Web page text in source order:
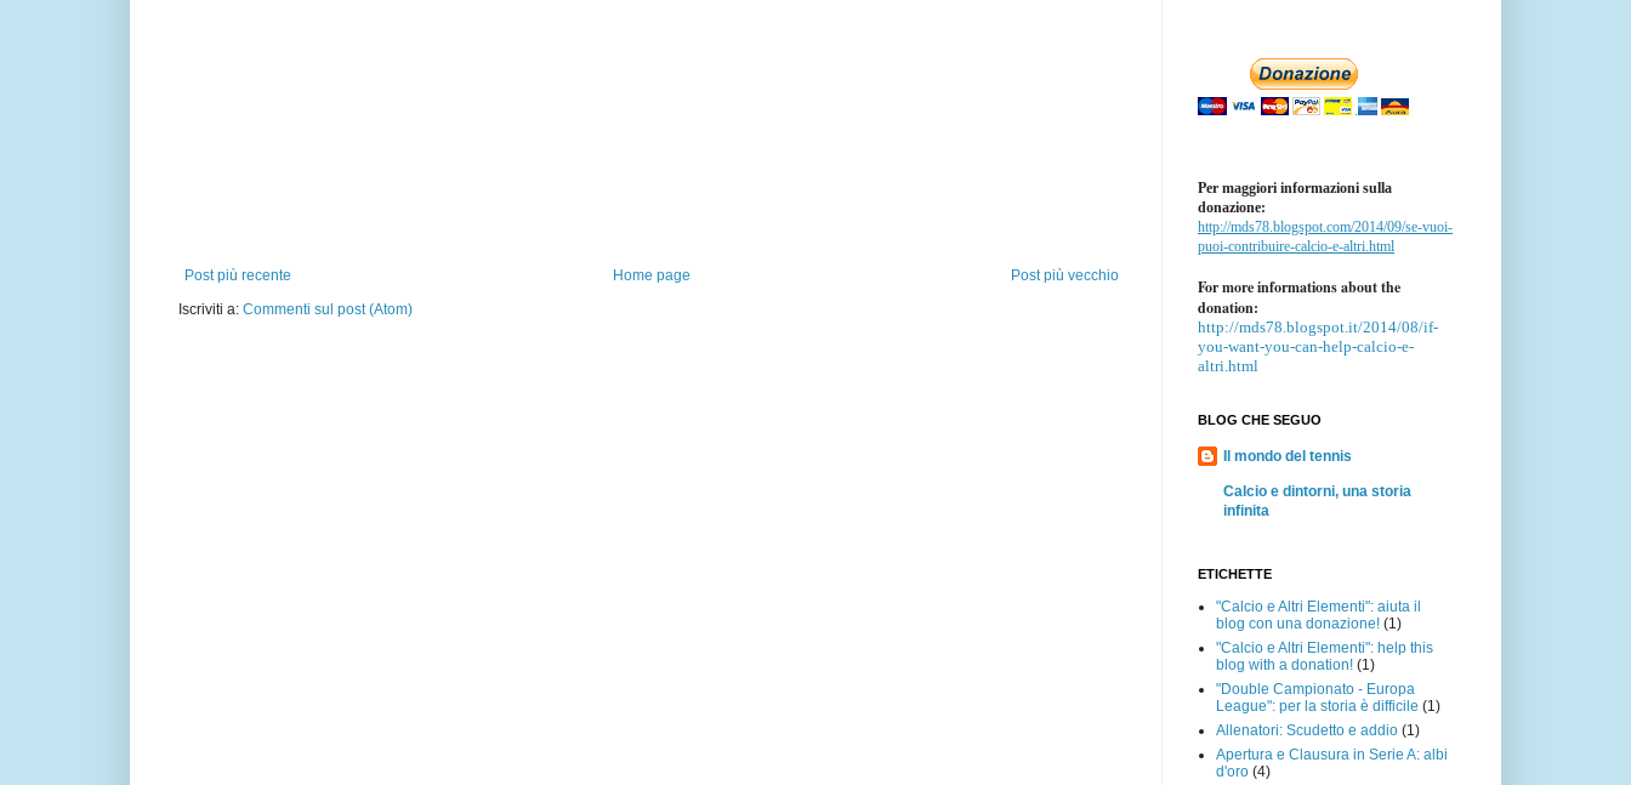
Post più recente Post più vecchio
Home page
Iscriviti a: Commenti sul post (Atom)
Per maggiori informazioni sulla
donazione:
http://mds78.blogspot.com/2014/09/se-vuoi-
puoi-contribuire-calcio-e-altri.html
For more informations about the
donation:
http://mds78.blogspot.it/2014/08/if-
you-want-you-can-help-calcio-e-
altri.html
BLOG CHE SEGUO
Il mondo del tennis
Calcio e dintorni, una storia
infinita
ETICHETTE
"Calcio e Altri Elementi": aiuta il
blog con una donazione! (1)
"Calcio e Altri Elementi": help this
blog with a donation! (1)
"Double Campionato - Europa
League": per la storia è difficile (1)
Allenatori: Scudetto e addio (1)
Apertura e Clausura in Serie A: albi
d'oro (4)